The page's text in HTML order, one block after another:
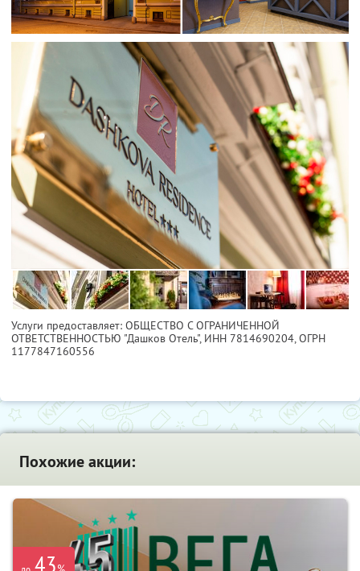
Услуги предоставляет: ОБЩЕСТВО С ОГРАНИЧЕННОЙ
ОТВЕТСТВЕННОСТЬЮ "Дашков Отель", ИНН 7814690204, ОГРН
1177847160556
Похожие акции:
43